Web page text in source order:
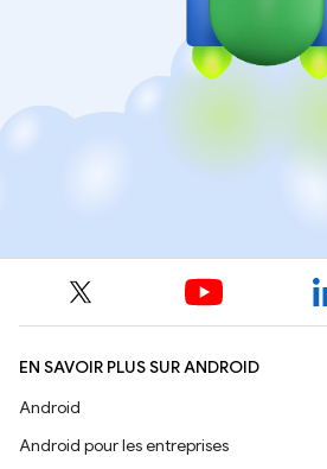
EN SAVOIR PLUS SUR ANDROID
Android
Android pour les entreprises